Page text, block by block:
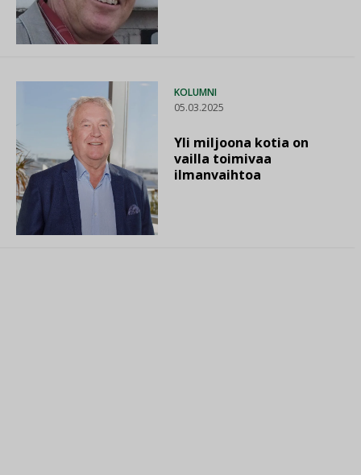
KOLUMNI
05.03.2025
Yli miljoona kotia on
vailla toimivaa
ilmanvaihtoa